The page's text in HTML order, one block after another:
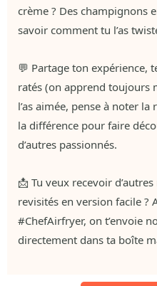
crème ? Des champignons
savoir comment tu l’as
💬 Partage ton expérience,
ratés (on apprend toujours
l’as aimée, pense à noter la
la différence pour faire
d’autres passionnés.
📩 Tu veux recevoir
revisités en version facile ?
#ChefAirfryer, on t’envoie
directement dans ta boîte